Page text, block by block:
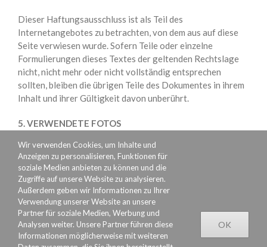
Dieser Haftungsausschluss ist als Teil des
Internetangebotes zu betrachten, von dem aus auf diese
Seite verwiesen wurde. Sofern Teile oder einzelne
Formulierungen dieses Textes der geltenden Rechtslage
nicht, nicht mehr oder nicht vollständig entsprechen
sollten, bleiben die übrigen Teile des Dokumentes in ihrem
Inhalt und ihrer Gültigkeit davon unberührt.
5. VERWENDETE FOTOS
Getty Images, Fotolia, iStockphoto, eigenes Archiv
Wir verwenden Cookies, um Inhalte und
Anzeigen zu personalisieren, Funktionen für
soziale Medien anbieten zu können und die
Zugriffe auf unsere Website zu analysieren.
Außerdem geben wir Informationen zu Ihrer
Verwendung unserer Website an unsere
Partner für soziale Medien, Werbung und
Analysen weiter. Unsere Partner führen diese
Informationen möglicherweise mit weiteren
OK